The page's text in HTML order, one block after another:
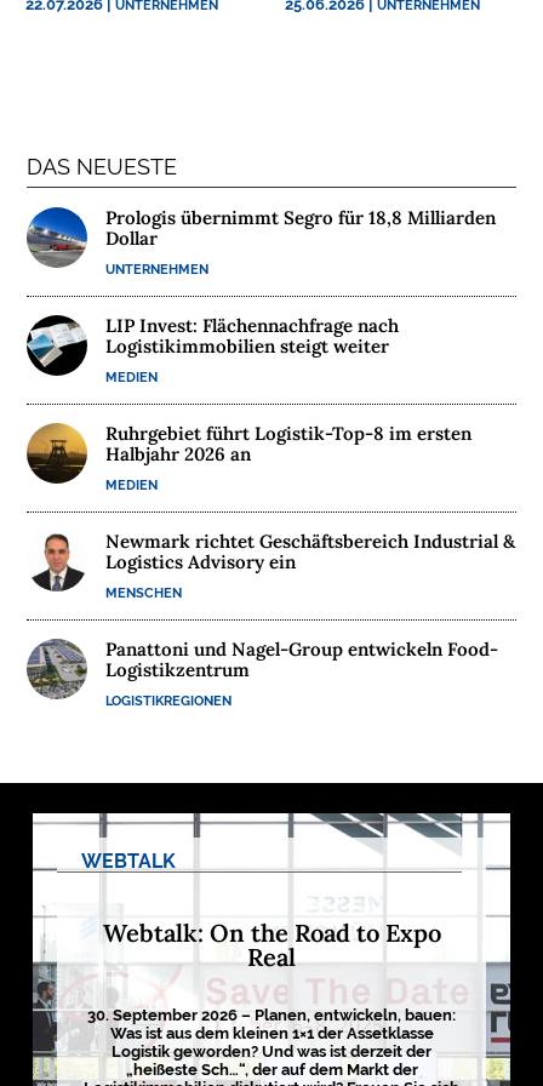
N
H
E
W
E
B
I
N
A
R
E
M
E
D
I
E
N

e
u
c
h
l
a
d
s
L
o
g
22.07.2026 |UNTERNEHMEN 25.06.2026 |UNTERNEHMEN
DAS NEUESTE
Prologis übernimmt Segro für 18,8 Milliarden
Dollar
UNTERNEHMEN
LIP Invest: Flächennachfrage nach
Logistikimmobilien steigt weiter
MEDIEN
Ruhrgebiet führt Logistik-Top-8 im ersten
Halbjahr 2026 an
MEDIEN
Newmark richtet Geschäftsbereich Industrial &
Logistics Advisory ein
MENSCHEN
Panattoni und Nagel-Group entwickeln Food-
Logistikzentrum
LOGISTIKREGIONEN
WEBTALK
Webtalk: On the Road to Expo
Real
30. September 2026 – Planen, entwickeln, bauen:
Was ist aus dem kleinen 1×1 der Assetklasse
Logistik geworden? Und was ist derzeit der
„heißeste Sch…“, der auf dem Markt der